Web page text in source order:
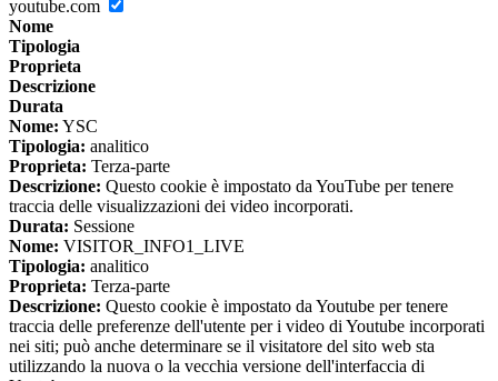
youtube.com
Nome
Tipologia
Proprieta
Descrizione
Durata
Nome: YSC
Tipologia: analitico
Proprieta: Terza-parte
Descrizione: Questo cookie è impostato da YouTube per tenere
traccia delle visualizzazioni dei video incorporati.
Durata: Sessione
Nome: VISITOR_INFO1_LIVE
Tipologia: analitico
Proprieta: Terza-parte
Descrizione: Questo cookie è impostato da Youtube per tenere
traccia delle preferenze dell'utente per i video di Youtube incorporati
nei siti; può anche determinare se il visitatore del sito web sta
utilizzando la nuova o la vecchia versione dell'interfaccia di